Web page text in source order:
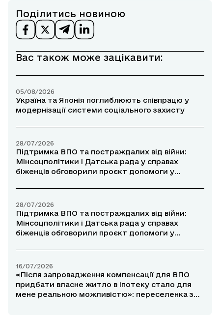
Поділитись новиною
Вас також може зацікавити:
05/08/2026
Україна та Японія поглиблюють співпрацю у
модернізації системи соціального захисту
28/07/2026
Підтримка ВПО та постраждалих від війни:
Мінсоцполітики і Датська рада у справах
біженців обговорили проєкт допомоги у
28/07/2026
Підтримка ВПО та постраждалих від війни:
Мінсоцполітики і Датська рада у справах
біженців обговорили проєкт допомоги у
16/07/2026
«Після запровадження компенсації для ВПО
придбати власне житло в іпотеку стало для
мене реальною можливістю»: переселенка з